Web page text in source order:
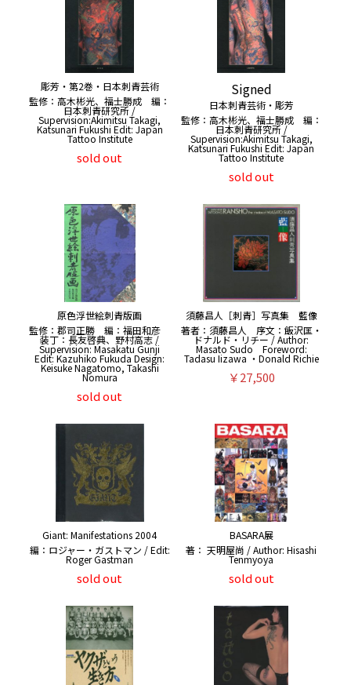
彫芳・第2巻・日本刺青芸術
監修：高木彬光、福士勝成 編：
日本刺青研究所 /
Supervision:Akimitsu Takagi,
Katsunari Fukushi Edit: Japan
Tattoo Institute
sold out
Signed
日本刺青芸術・彫芳
監修：高木彬光、福士勝成 編：
日本刺青研究所 /
Supervision:Akimitsu Takagi,
Katsunari Fukushi Edit: Japan
Tattoo Institute
sold out
原色浮世絵刺青版画
監修：郡司正勝 編：福田和彦
装丁：長友啓典、野村高志 /
Supervision: Masakatu Gunji
Edit: Kazuhiko Fukuda Design:
Keisuke Nagatomo, Takashi
Nomura
sold out
須藤昌人［刺青］写真集 藍像
著者：須藤昌人 序文：飯沢匡・
ドナルド・リチー / Author:
Masato Sudo Foreword:
Tadasu Iizawa ・Donald Richie
￥27,500
Giant: Manifestations 2004
編：ロジャー・ガストマン / Edit:
Roger Gastman
sold out
BASARA展
著： 天明屋尚 / Author: Hisashi
Tenmyoya
sold out